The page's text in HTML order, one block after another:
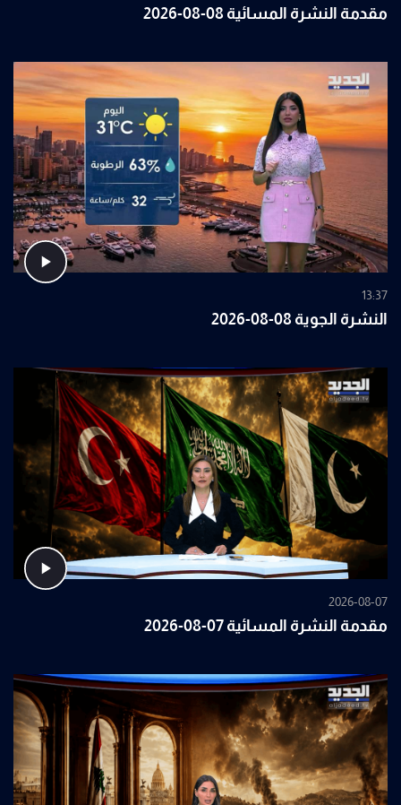
مقدمة النشرة المسائية 08-08-2026
13:37
النشرة الجوية 08-08-2026
2026-08-07
مقدمة النشرة المسائية 07-08-2026